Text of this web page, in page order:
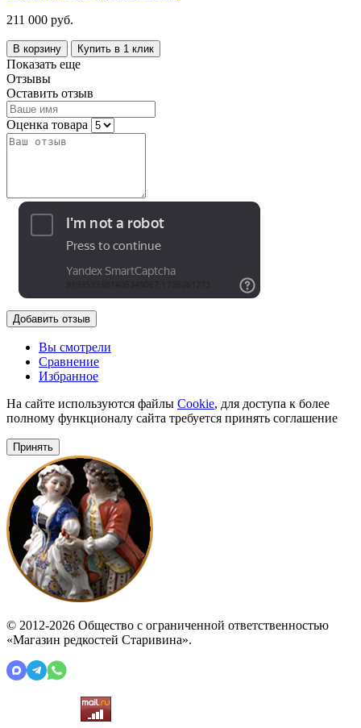
211 000 руб.
В корзину Купить в 1 клик
Показать еще
Отзывы
Оставить отзыв
Оценка товара
Добавить отзыв
Вы смотрели
Сравнение
Избранное
На сайте используются файлы Cookie, для доступа к более
полному функционалу сайта требуется принять соглашение
Принять
© 2012-2026 Общество с ограниченной ответственностью
«Магазин редкостей Старивина».